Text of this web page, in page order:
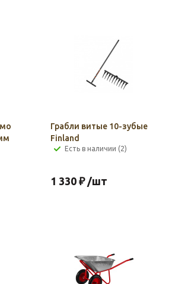
Грабли витые 10-зубые
Finland
Есть в наличии (2)
1 330 ₽ /шт